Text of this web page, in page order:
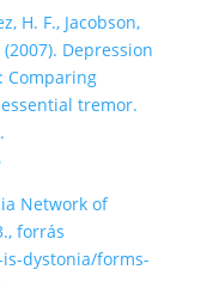
H. F., Jacobson,
(2007). Depression
Comparing
essential tremor.
Network of
forrás
dystonia/forms-